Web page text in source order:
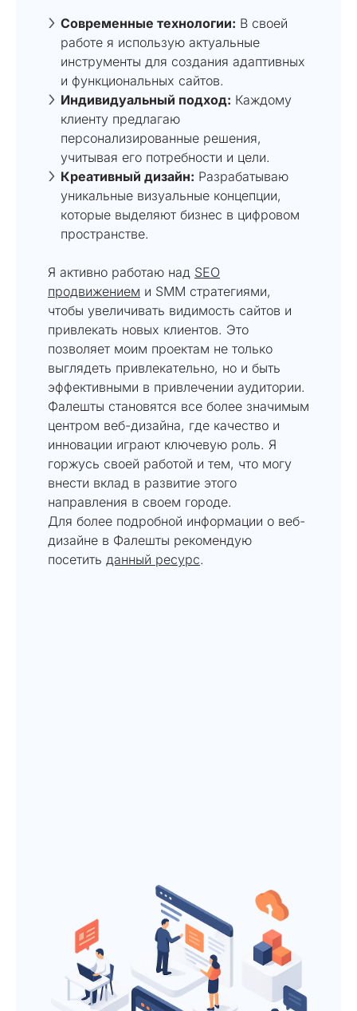
Современные технологии: В своей
работе я использую актуальные
инструменты для создания адаптивных
и функциональных сайтов.
Индивидуальный подход: Каждому
клиенту предлагаю
персонализированные решения,
учитывая его потребности и цели.
Креативный дизайн: Разрабатываю
уникальные визуальные концепции,
которые выделяют бизнес в цифровом
пространстве.
Я активно работаю над SEO
продвижением и SMM стратегиями,
чтобы увеличивать видимость сайтов и
привлекать новых клиентов. Это
позволяет моим проектам не только
выглядеть привлекательно, но и быть
эффективными в привлечении аудитории.
Фалешты становятся все более значимым
центром веб-дизайна, где качество и
инновации играют ключевую роль. Я
горжусь своей работой и тем, что могу
внести вклад в развитие этого
направления в своем городе.
Для более подробной информации о веб-
дизайне в Фалешты рекомендую
посетить данный ресурс.